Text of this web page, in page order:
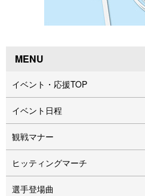
MENU
イベント・応援TOP
イベント⽇程
観戦マナー
ヒッティングマーチ
選手登場曲